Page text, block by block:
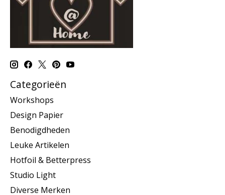
Categorieën
Workshops
Design Papier
Benodigdheden
Leuke Artikelen
Hotfoil & Betterpress
Studio Light
Diverse Merken